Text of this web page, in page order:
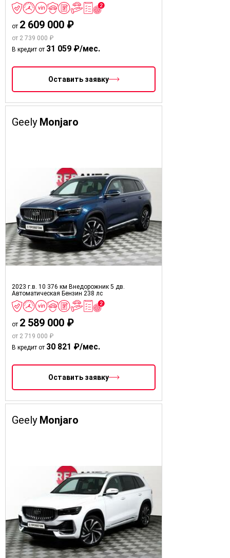
от 2 609 000 ₽
от 2 739 000 ₽
В кредит от 31 059 ₽/мес.
Оставить заявку
Geely Monjaro
2023 г.в. 10 376 км Внедорожник 5 дв.
Автоматическая Бензин 238 лс
от 2 589 000 ₽
от 2 719 000 ₽
В кредит от 30 821 ₽/мес.
Оставить заявку
Geely Monjaro